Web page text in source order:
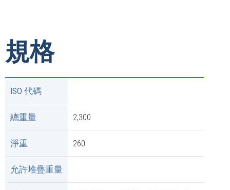
規格
ISO 代碼
總重量 2,300
淨重 260
允許堆疊重量